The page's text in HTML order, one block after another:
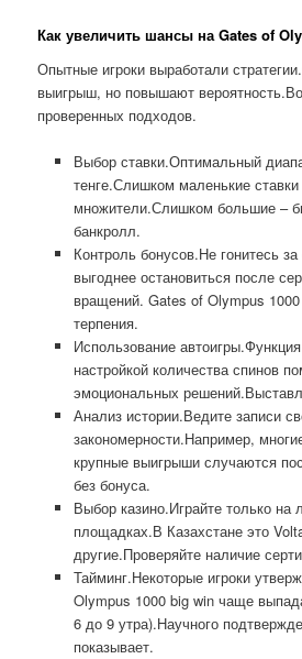
Как увеличить шансы на Gates of
Опытные игроки выработали
выигрыш, но повышают
проверенных подходов.
Выбор ставки.Оптимальный
тенге.Слишком маленькие
множители.Слишком большие –
банкролл.
Контроль бонусов.Не гонитесь
выгоднее остановиться после
вращений. Gates of Olympus 1000
терпения.
Использование
настройкой количества спинов
эмоциональных
Анализ истории.Ведите записи
закономерности.Например,
крупные выигрыши случаются
без бонуса.
Выбор казино.Играйте только на
площадках.В Казахстане это
другие.Проверяйте наличие
Тайминг.Некоторые игроки
Olympus 1000 big win чаще
6 до 9 утра).Научного
показывает.